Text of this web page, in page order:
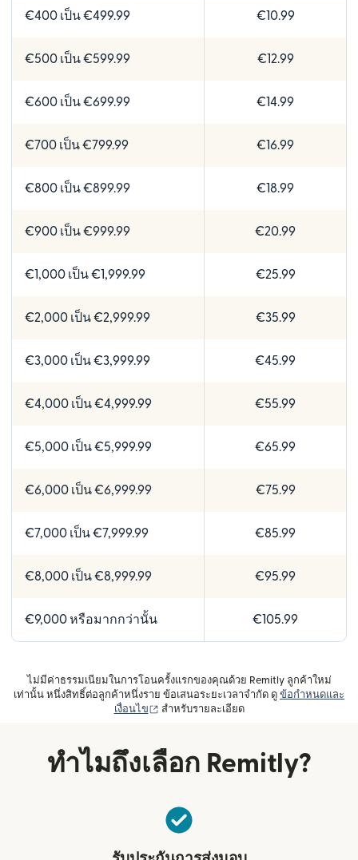
€400 เป็น €499.99 €10.99
€500 เป็น €599.99 €12.99
€600 เป็น €699.99 €14.99
€700 เป็น €799.99 €16.99
€800 เป็น €899.99 €18.99
€900 เป็น €999.99 €20.99
€1,000 เป็น €1,999.99 €25.99
€2,000 เป็น €2,999.99 €35.99
€3,000 เป็น €3,999.99 €45.99
€4,000 เป็น €4,999.99 €55.99
€5,000 เป็น €5,999.99 €65.99
€6,000 เป็น €6,999.99 €75.99
€7,000 เป็น €7,999.99 €85.99
€8,000 เป็น €8,999.99 €95.99
€9,000 หรือมากกว่านั้น €105.99
ไม่มีค่าธรรมเนียมในการโอนครั้งแรกของคุณด้วย Remitly ลูกค้าใหม่
เท่านั้น หนึ่งสิทธิ์ต่อลูกค้าหนึ่งราย ข้อเสนอระยะเวลาจำกัด ดู ข้อกำหนดและ
เงื่อนไข
(เปิดในหน้าต่างใหม่)
สำหรับรายละเอียด
ทำไมถึงเลือก Remitly?